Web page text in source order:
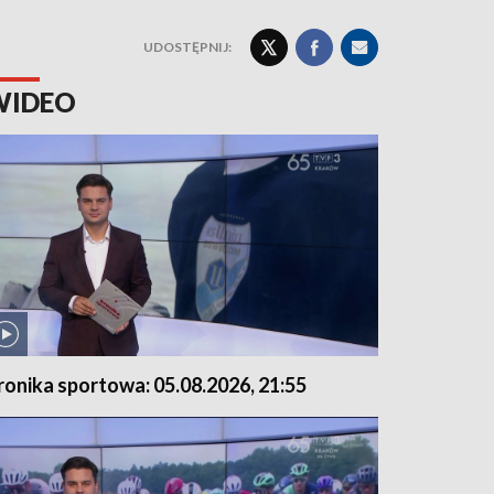
UDOSTĘPNIJ:
sportowa: 05.08.2026, 21:55